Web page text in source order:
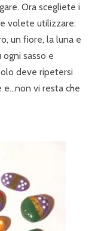
Ora scegliete i
volete utilizzare:
un fiore, la luna e
sasso e
deve ripetersi
e…non vi resta che